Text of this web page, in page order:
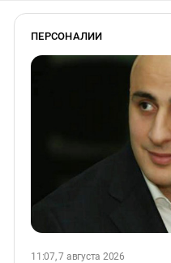
ПЕРСОНАЛИИ
11:07, 7 августа 2026